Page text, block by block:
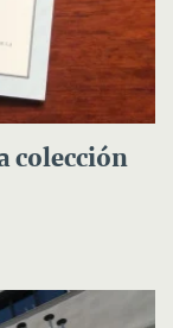
colección